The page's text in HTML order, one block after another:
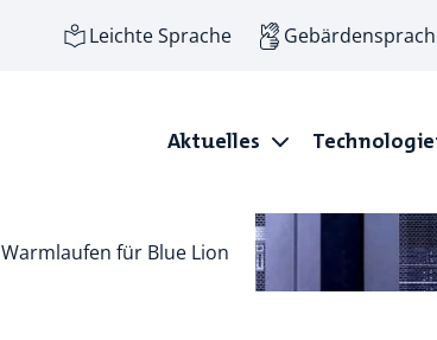
Leichte Sprache
Aktuelles
Warmlaufen für Blue Lion